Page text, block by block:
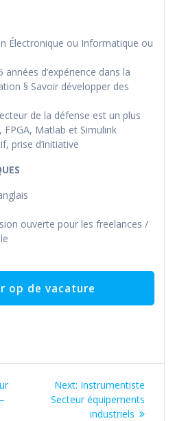
Électronique ou Informatique ou
d’expérience dans la
§ Savoir développer des
de la défense est un plus
Matlab et Simulink
prise d’initiative
ouverte pour les freelances /
Next: Next
post:
Instrumentiste
Secteur équipements
industriels